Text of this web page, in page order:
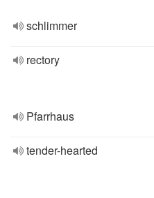
schlimmer
rectory
Pfarrhaus
tender-hearted